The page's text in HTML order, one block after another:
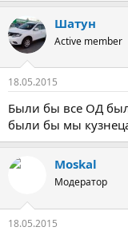
Шатун
Active member
18.05.2015
Были бы все ОД
были бы мы
Moskal
Модератор
18.05.2015